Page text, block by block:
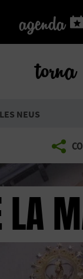
agenda
agenda
torna
NEUS